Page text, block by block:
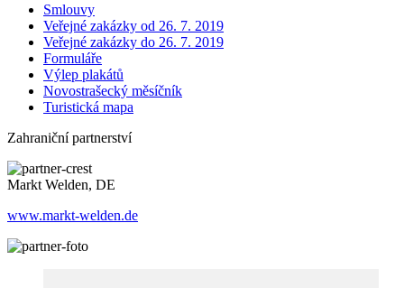
Smlouvy
Veřejné zakázky od 26. 7. 2019
Veřejné zakázky do 26. 7. 2019
Formuláře
Výlep plakátů
Novostrašecký měsíčník
Turistická mapa
Zahraniční partnerství
Markt Welden, DE
www.markt-welden.de